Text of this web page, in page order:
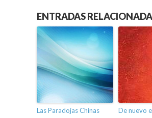
ENTRADAS
Las Paradojas Chinas De nuevo